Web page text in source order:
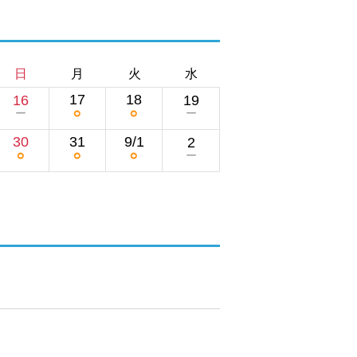
日 月 火 水
16
ー
17
○
18
○
19
ー
30
○
31
○
9/1
○
2
ー